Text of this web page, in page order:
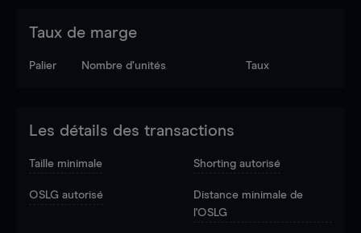
Taux de marge
Palier Nombre d’unités Taux
Les détails des transactions
Taille minimale Shorting autorisé
OSLG autorisé
Distance minimale de
l'OSLG